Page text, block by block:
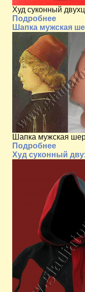
Худ суконный
Подробнее
Шапка мужская
Шапка мужская
Подробнее
Худ суконный